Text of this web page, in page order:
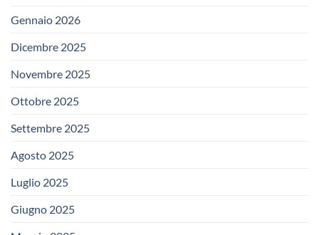
Gennaio 2026
Dicembre 2025
Novembre 2025
Ottobre 2025
Settembre 2025
Agosto 2025
Luglio 2025
Giugno 2025